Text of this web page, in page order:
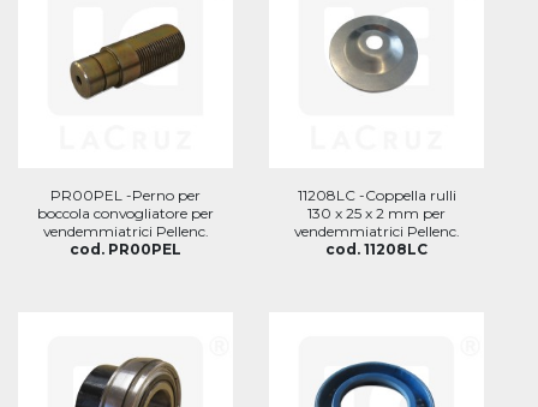
PR00PEL -Perno per
boccola convogliatore per
vendemmiatrici Pellenc.
cod. PR00PEL
11208LC -Coppella rulli
130 x 25 x 2 mm per
vendemmiatrici Pellenc.
cod. 11208LC